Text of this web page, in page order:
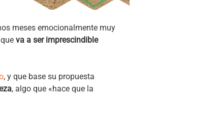
meses emocionalmente muy
va a ser imprescindible
, y que base su propuesta
, algo que «hace que la